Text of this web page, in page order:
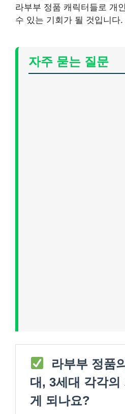
라부부 정품 캐릭터들로 개
수 있는 기회가 될 것입니다.
자주 묻는 질문
라부부 정품
대, 3세대 각각의
게 되나요?